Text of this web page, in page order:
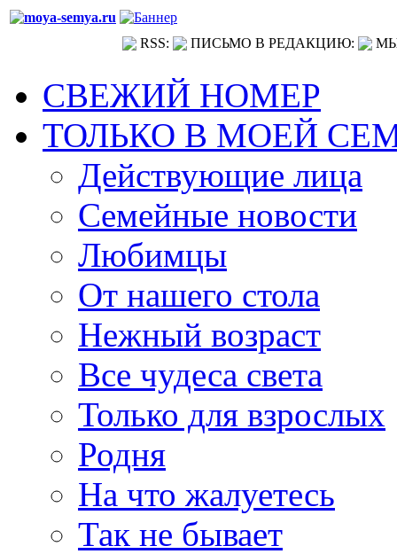
RSS: ПИСЬМО В РЕДАКЦИЮ:
СВЕЖИЙ НОМЕР
ТОЛЬКО В МОЕЙ
Действующие лица
Семейные новости
Любимцы
От нашего стола
Нежный возраст
Все чудеса света
Только для взрослых
Родня
На что жалуетесь
Так не бывает